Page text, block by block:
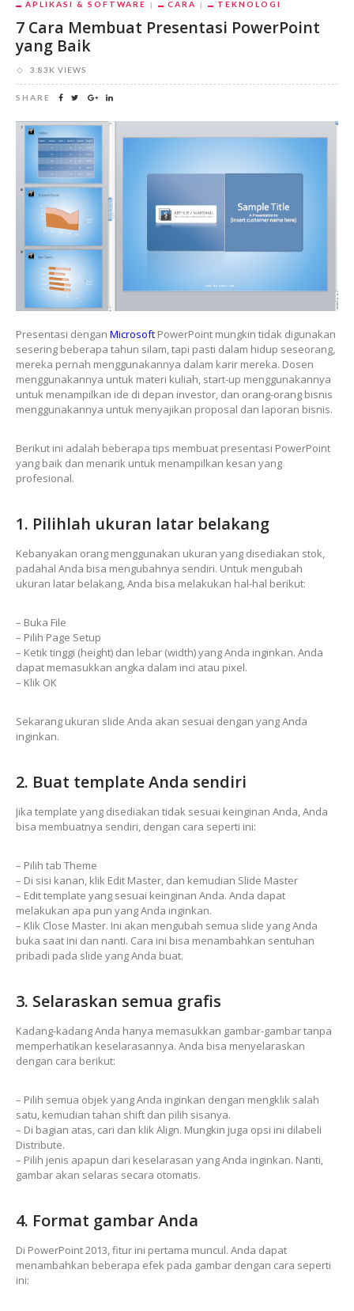
APLIKASI & SOFTWARE CARA TEKNOLOGI
7 Cara Membuat Presentasi PowerPoint
yang Baik
3.83K VIEWS
SHARE
Presentasi dengan Microsoft PowerPoint mungkin tidak digunakan
sesering beberapa tahun silam, tapi pasti dalam hidup seseorang,
mereka pernah menggunakannya dalam karir mereka. Dosen
menggunakannya untuk materi kuliah, start-up menggunakannya
untuk menampilkan ide di depan investor, dan orang-orang bisnis
menggunakannya untuk menyajikan proposal dan laporan bisnis.
Berikut ini adalah beberapa tips membuat presentasi PowerPoint
yang baik dan menarik untuk menampilkan kesan yang
profesional.
1. Pilihlah ukuran latar belakang
Kebanyakan orang menggunakan ukuran yang disediakan stok,
padahal Anda bisa mengubahnya sendiri. Untuk mengubah
ukuran latar belakang, Anda bisa melakukan hal-hal berikut:
– Buka File
– Pilih Page Setup
– Ketik tinggi (height) dan lebar (width) yang Anda inginkan. Anda
dapat memasukkan angka dalam inci atau pixel.
– Klik OK
Sekarang ukuran slide Anda akan sesuai dengan yang Anda
inginkan.
2. Buat template Anda sendiri
Jika template yang disediakan tidak sesuai keinginan Anda, Anda
bisa membuatnya sendiri, dengan cara seperti ini:
– Pilih tab Theme
– Di sisi kanan, klik Edit Master, dan kemudian Slide Master
– Edit template yang sesuai keinginan Anda. Anda dapat
melakukan apa pun yang Anda inginkan.
– Klik Close Master. Ini akan mengubah semua slide yang Anda
buka saat ini dan nanti. Cara ini bisa menambahkan sentuhan
pribadi pada slide yang Anda buat.
3. Selaraskan semua grafis
Kadang-kadang Anda hanya memasukkan gambar-gambar tanpa
memperhatikan keselarasannya. Anda bisa menyelaraskan
dengan cara berikut:
– Pilih semua objek yang Anda inginkan dengan mengklik salah
satu, kemudian tahan shift dan pilih sisanya.
– Di bagian atas, cari dan klik Align. Mungkin juga opsi ini dilabeli
Distribute.
– Pilih jenis apapun dari keselarasan yang Anda inginkan. Nanti,
gambar akan selaras secara otomatis.
4. Format gambar Anda
Di PowerPoint 2013, fitur ini pertama muncul. Anda dapat
menambahkan beberapa efek pada gambar dengan cara seperti
ini: